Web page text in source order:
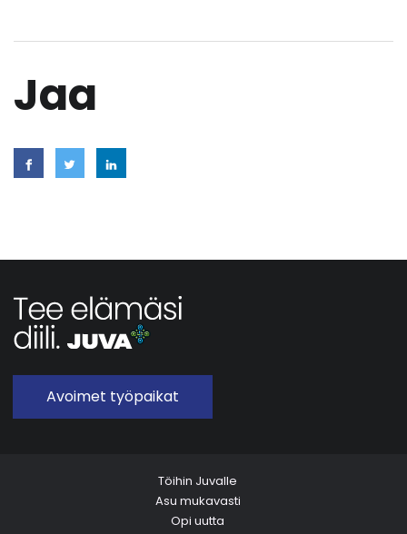
Jaa
Avoimet työpaikat
Töihin Juvalle
Asu mukavasti
Opi uutta